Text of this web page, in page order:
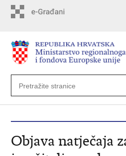
Objava natječaja